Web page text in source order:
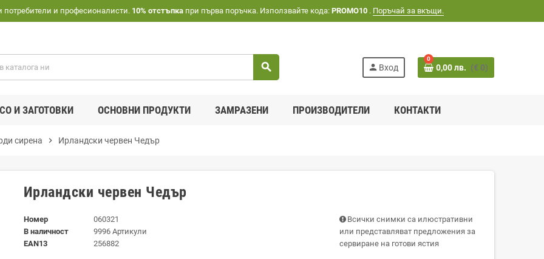
потребители и професионалисти. 10% отстъпкапри първа поръчка. Използвайте кода: PROMO10 . Поръчай за вкъщи.
search person Вход
0
0,00 лв. (€ 0)
И ЗАГОТОВКИ ОСНОВНИ ПРОДУКТИ ЗАМРАЗЕНИ ПРОИЗВОДИТЕЛИ КОНТАКТИ
сирена chevron_right Ирландски червен Чедър
Ирландски червен Чедър
Номер
060321
В наличност
9996 Артикули
EAN13
256882
Всички снимки са илюстративни
или представляват предложения за
сервиране на готови ястия